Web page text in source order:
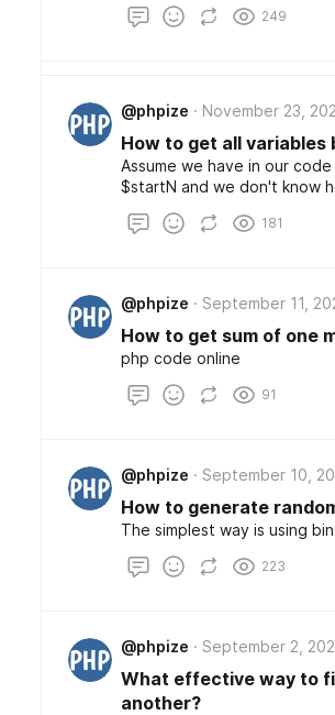
ориентированный стиль.
249
@phpize November 23,
How to get all variables
Assume we have in our
$startN and we don't know
181
@phpize September 11,
How to get sum of one
php code online
91
@phpize September 10,
How to generate
The simplest way is using
223
@phpize September 2,
What effective way to
another?